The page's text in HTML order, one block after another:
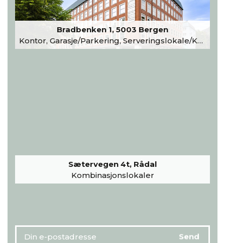
Bradbenken 1, 5003 Bergen
Kontor, Garasje/Parkering, Serveringslokale/Kantine, Undervisning/Arrangement
Sætervegen 4t, Rådal
Kombinasjonslokaler